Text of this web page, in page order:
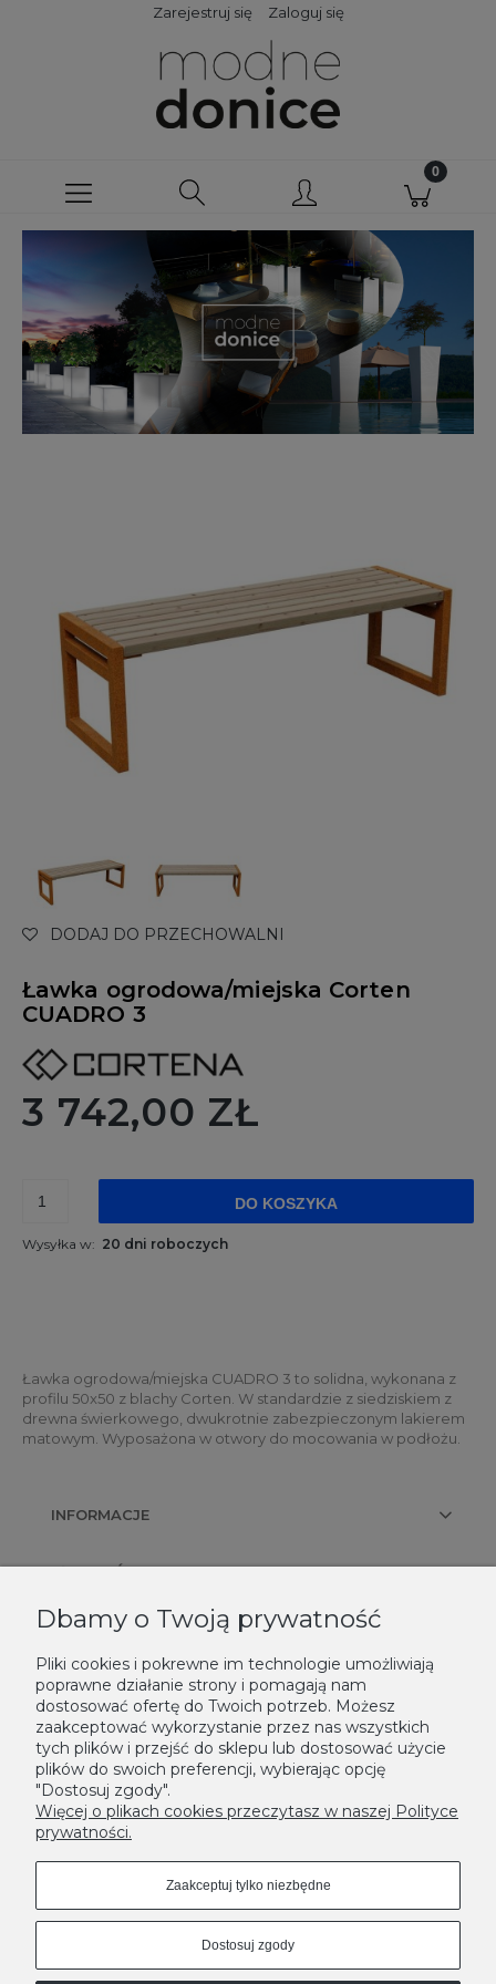
Zarejestruj się Zaloguj się
DODAJ DO PRZECHOWALNI
Ławka ogrodowa/miejska Corten
CUADRO 3
3 742,00 ZŁ
DO KOSZYKA
Wysyłka w: 20 dni roboczych
Ławka ogrodowa/miejska CUADRO 3 to solidna, wykonana z
profilu 50x50 z blachy Corten. W standardzie z siedziskiem z
drewna świerkowego, dwukrotnie zabezpieczonym lakierem
matowym. Wyposażona w otwory do mocowania w podłożu.
INFORMACJE
PŁATNOŚCI I DOSTAWA
KONTAKT
NEWSLETTER
Podaj swój adres e-mail, jeżeli chcesz otrzymywać informacje o
nowościach i promocjach.
Zapisz się
Dbamy o Twoją prywatność
Pliki cookies i pokrewne im technologie umożliwiają
poprawne działanie strony i pomagają nam
dostosować ofertę do Twoich potrzeb. Możesz
zaakceptować wykorzystanie przez nas wszystkich
tych plików i przejść do sklepu lub dostosować użycie
plików do swoich preferencji, wybierając opcję
"Dostosuj zgody".
Więcej o plikach cookies przeczytasz w naszej Polityce
prywatności.
Zaakceptuj tylko niezbędne
Dostosuj zgody